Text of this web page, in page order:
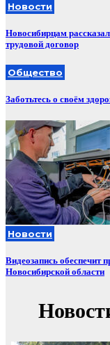
Новости
Новосибирцам
трудовой договор
Общество
Заботьтесь о своём
Новости
Видеозапись обеспечит
Новосибирской области